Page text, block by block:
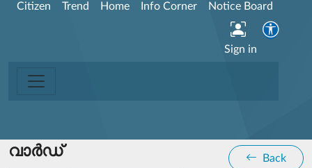
Citizen Trend Home Info Corner Notice Board
Sign in
വാര്‍ഡ് Back